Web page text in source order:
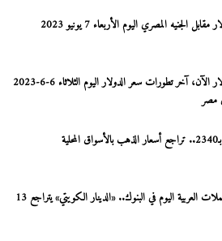
الجنيه المصري اليوم الأربعاء 7 يونيو 2023
سعر الدولار الآن، آخر تطورات سعر الدولار اليوم الثلاثاء 6-6-2023
مصر
أسعار العملات العربية اليوم في البنوك.. «الدينار الكويتي» يتراجع 13